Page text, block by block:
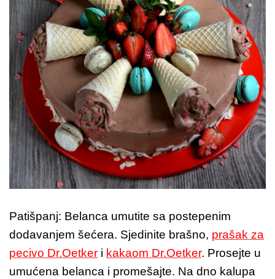
Patišpanj: Belanca umutite sa postepenim
dodavanjem šećera. Sjedinite brašno, prašak za
pecivo Dr.Oetker i kakaom Dr.Oetker. Prosejte u
umućena belanca i promešajte. Na dno kalupa